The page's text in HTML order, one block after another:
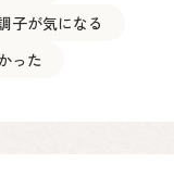
子が気になる
った